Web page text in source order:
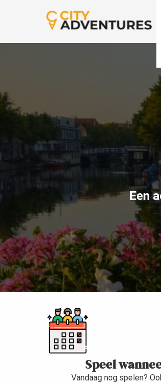
Een
Speel
Vandaag nog spelen?